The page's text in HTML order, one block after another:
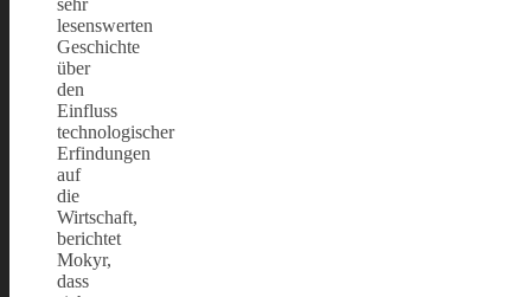
sehr
lesenswerten
Geschichte
über
den
Einfluss
technologischer
Erfindungen
auf
die
Wirtschaft,
berichtet
Mokyr,
dass